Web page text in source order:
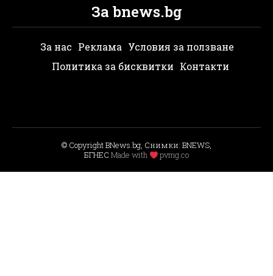
За bnews.bg
За нас Реклама Условия за ползване
Политика за бисквитки Контакти
© Copyright BNews.bg, Снимки: BNEWS,
БГНЕС Мade with pvmg.co